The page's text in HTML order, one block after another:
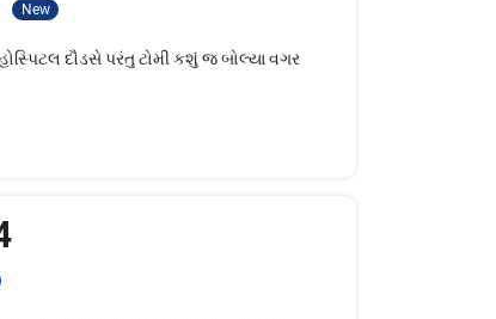
New
દૌડસે પરંતુ ટોમી કશું જ બોલ્યા વગર